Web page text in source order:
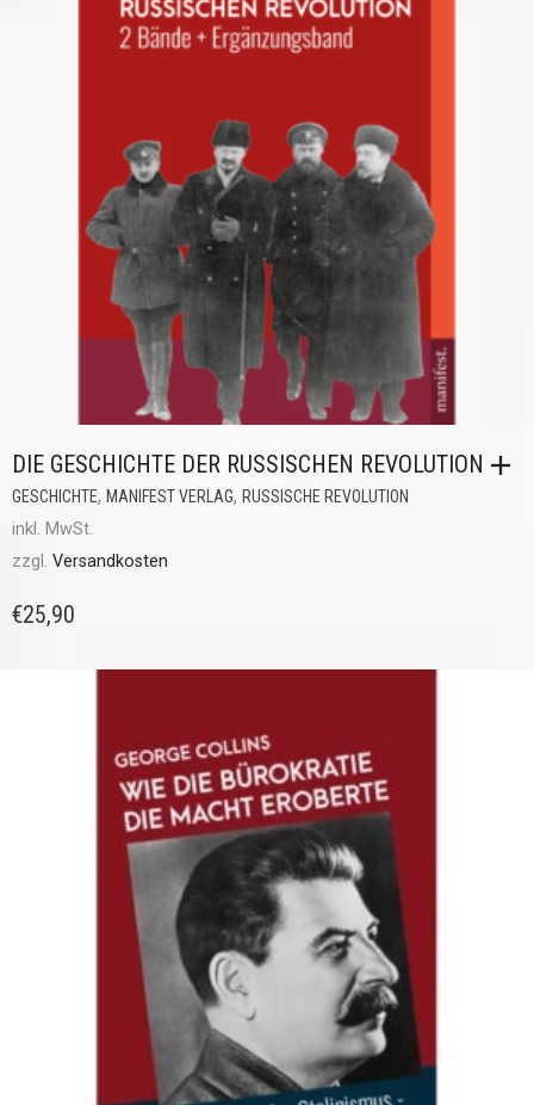
DIE GESCHICHTE DER RUSSISCHEN REVOLUTION
GESCHICHTE, MANIFEST VERLAG, RUSSISCHE REVOLUTION
inkl. MwSt.
zzgl. Versandkosten
€25,90